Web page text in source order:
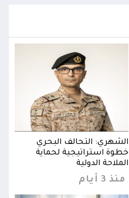
الشهري: التحالف البحري
خطوة استراتيجية لحماية
الملاحة الدولية
منذ 3 أيام